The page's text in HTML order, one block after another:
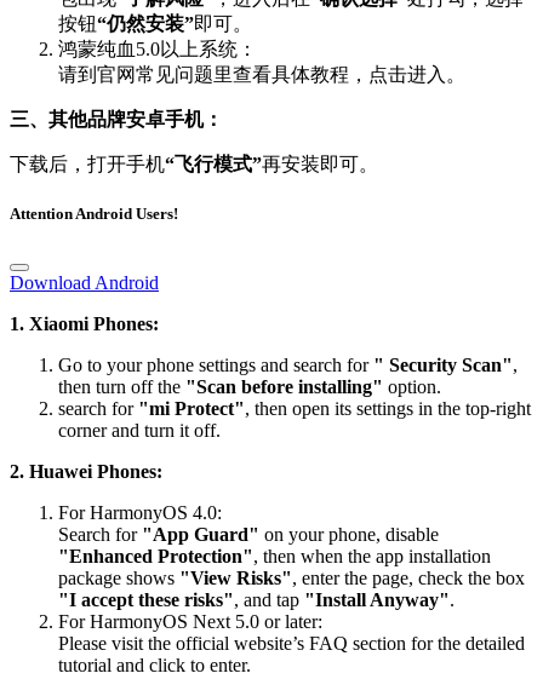
按钮“仍然安装”即可。
鸿蒙纯血5.0以上系统：
请到官网常见问题里查看具体教程，点击进入。
三、其他品牌安卓手机：
下载后，打开手机 “飞行模式” 再安装即可。
Download Android
1. Xiaomi Phones:
" Security Scan"
then turn off the"Scan before installing"
option.
search for"mi Protect", then open its settings in the top-right
corner and turn it off.
2. Huawei Phones:
Search for"App Guard"
"Enhanced Protection"
, then when the app installation
package shows"View Risks", enter the page, check the box
"I accept these risks" , and tap"Install Anyway".
For HarmonyOS Next 5.0 or later:
Please visit the official website’s FAQ section for the detailed
tutorial and click to enter.